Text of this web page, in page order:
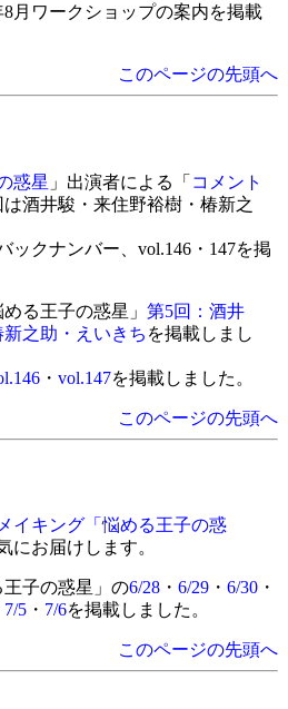
8月ワークショップの案内を掲載
このページの先頭へ
惑星 」出演者による「 コメント
は酒井駿・来住野裕樹・椿新之
ックナンバー、vol.146・147を掲
る王子の惑星」 第5回：酒井
之助・えいきち を掲載しまし
・ vol.147を掲載しました。
このページの先頭へ
イキング「悩める王子の惑
にお届けします。
子の惑星」の6/28・ 6/29・ 6/30・
7/5・ 7/6を掲載しました。
このページの先頭へ